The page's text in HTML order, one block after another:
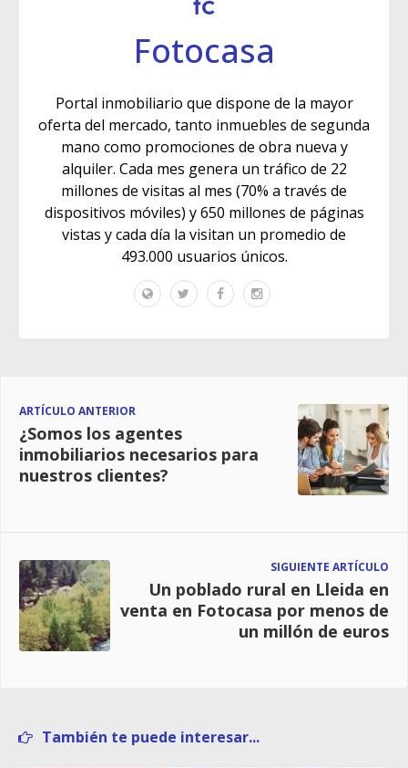
Fotocasa
Portal inmobiliario que dispone de la mayor
oferta del mercado, tanto inmuebles de segunda
mano como promociones de obra nueva y
alquiler. Cada mes genera un tráfico de 22
millones de visitas al mes (70% a través de
dispositivos móviles) y 650 millones de páginas
vistas y cada día la visitan un promedio de
493.000 usuarios únicos.
ARTÍCULO ANTERIOR
¿Somos los agentes
inmobiliarios necesarios para
nuestros clientes?
SIGUIENTE ARTÍCULO
Un poblado rural en Lleida en
venta en Fotocasa por menos de
un millón de euros
También te puede interesar...